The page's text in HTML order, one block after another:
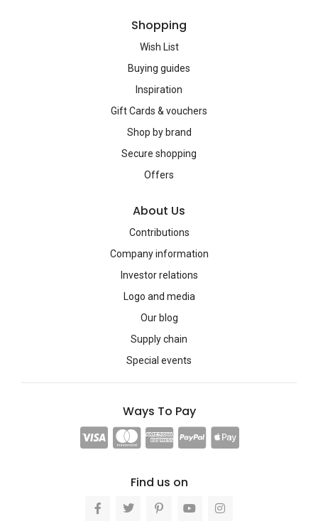
Shopping
Wish List
Buying guides
Inspiration
Gift Cards & vouchers
Shop by brand
Secure shopping
Offers
About Us
Contributions
Company information
Investor relations
Logo and media
Our blog
Supply chain
Special events
Ways To Pay
Find us on